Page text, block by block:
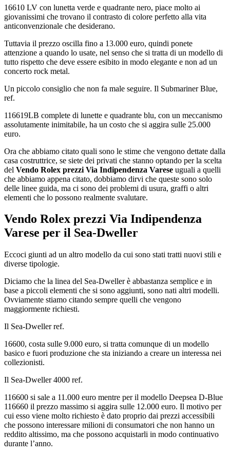
16610 LV con lunetta verde e quadrante nero, piace molto ai
giovanissimi che trovano il contrasto di colore perfetto alla vita
anticonvenzionale che desiderano.
Tuttavia il prezzo oscilla fino a 13.000 euro, quindi ponete
attenzione a quando lo usate, nel senso che si tratta di un modello di
tutto rispetto che deve essere esibito in modo elegante e non ad un
concerto rock metal.
Un piccolo consiglio che non fa male seguire. Il Submariner Blue,
ref.
116619LB complete di lunette e quadrante blu, con un meccanismo
assolutamente inimitabile, ha un costo che si aggira sulle 25.000
euro.
Ora che abbiamo citato quali sono le stime che vengono dettate dalla
casa costruttrice, se siete dei privati che stanno optando per la scelta
del Vendo Rolex prezzi Via Indipendenza Varese uguali a quelli
che abbiamo appena citato, dobbiamo dirvi che queste sono solo
delle linee guida, ma ci sono dei problemi di usura, graffi o altri
elementi che lo possono realmente svalutare.
Vendo Rolex prezzi Via Indipendenza
Varese per il Sea-Dweller
Eccoci giunti ad un altro modello da cui sono stati tratti nuovi stili e
diverse tipologie.
Diciamo che la linea del Sea-Dweller è abbastanza semplice e in
base a piccoli elementi che si sono aggiunti, sono nati altri modelli.
Ovviamente stiamo citando sempre quelli che vengono
maggiormente richiesti.
Il Sea-Dweller ref.
16600, costa sulle 9.000 euro, si tratta comunque di un modello
basico e fuori produzione che sta iniziando a creare un interessa nei
collezionisti.
Il Sea-Dweller 4000 ref.
116600 si sale a 11.000 euro mentre per il modello Deepsea D-Blue
116660 il prezzo massimo si aggira sulle 12.000 euro. Il motivo per
cui esso viene molto richiesto è dato proprio dai prezzi accessibili
che possono interessare milioni di consumatori che non hanno un
reddito altissimo, ma che possono acquistarli in modo continuativo
durante l’anno.